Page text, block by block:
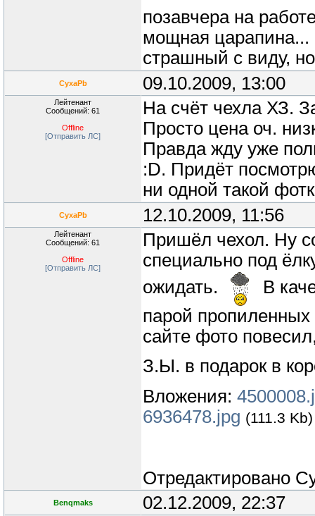
позавчера на
мощная царапина...
страшный с виду,
CyxaPb 09.10.2009, 13:00
Лейтенант
Сообщений: 61
Offline
[Отправить ЛС]
На счёт чехла ХЗ.
Просто цена оч.
Правда жду уже
:D. Придёт
ни одной такой
CyxaPb 12.10.2009, 11:56
Лейтенант
Сообщений: 61
Offline
[Отправить ЛС]
Пришёл чехол. Ну
специально под
ожидать.
В
парой
сайте фото
З.Ы. в подарок в
Вложения:
6936478.jpg (111.3 Kb)
Отредактировано
Benqmaks 02.12.2009, 22:37